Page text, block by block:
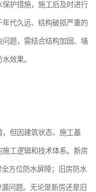
护措施，施工后及时进行
代久远、结构破损严重的
问题，需结合结构加固、墙
效果。
但因建筑状态、施工基
工逻辑和技术体系。新房
方位防水屏障；旧房防水
问题。无论是新房还是旧